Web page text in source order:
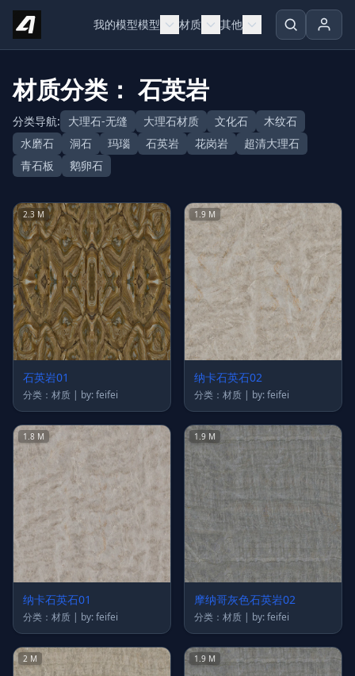
Skip to content
我的模型模型 材质 其他
材质分类： 石英岩
分类导航: 大理石-无缝 大理石材质 文化石
木纹石
水磨石
洞石 玛瑙 石英岩 花岗岩
超清大理石
青石板
鹅卵石
2.3 M
石英岩01
分类：材质 | by: feifei
1.9 M
纳卡石英石02
分类：材质 | by: feifei
1.8 M
纳卡石英石01
分类：材质 | by: feifei
1.9 M
摩纳哥灰色石英岩02
分类：材质 | by: feifei
2 M 1.9 M